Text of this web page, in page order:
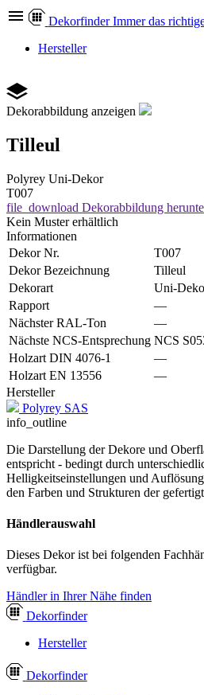
Dekorfinder Immer das
Hersteller
Dekorabbildung anzeigen
Tilleul
Polyrey Uni-Dekor
T007
file_download Dekorabbildung
Kein Muster erhältlich
Informationen
Dekor Nr.
T007
Dekor Bezeichnung
Tilleul
Dekorart
Uni-
Rapport
—
Nächster RAL-Ton
—
Nächste NCS-Entsprechung NCS
Holzart DIN 4076-1
—
Holzart EN 13556
—
Hersteller
Polyrey SAS
info_outline
Die Darstellung der Dekore und
entspricht - bedingt durch
Helligkeitseinstellungen und
den Farben und Strukturen der
Händlerauswahl
Dieses Dekor ist bei folgenden
verfügbar.
Händler in Ihrer Nähe finden
Dekorfinder
Hersteller
Dekorfinder